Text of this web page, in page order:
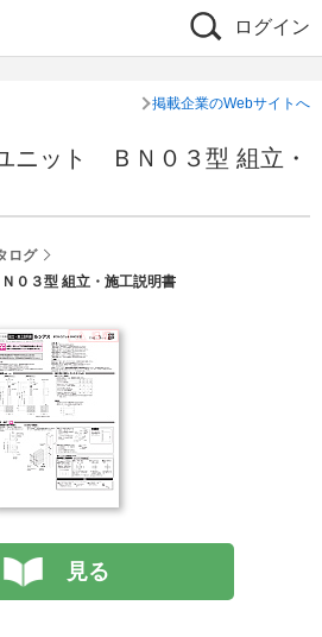
ログイン
掲載企業のWebサイトへ
ニット ＢＮ０３型 組立・
ログ
０３型 組立・施工説明書
見る